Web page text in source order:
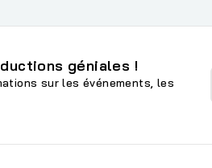
géniales !
sur les événements, les